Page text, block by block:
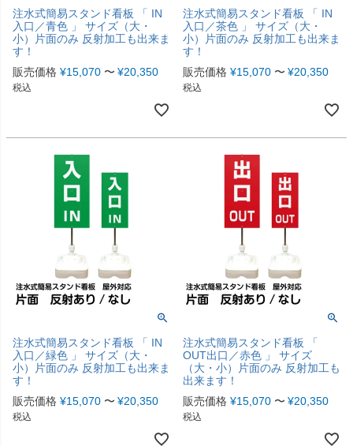
注水式簡易スタンド看板 「 IN
入口／青色 」 サイズ（大・
小）片面のみ 反射加工も出来ま
す！
販売価格 ¥15,070 〜 ¥20,350
税込
注水式簡易スタンド看板 「 IN
入口／茶色 」 サイズ（大・
小）片面のみ 反射加工も出来ま
す！
販売価格 ¥15,070 〜 ¥20,350
税込
注水式簡易スタンド看板 「 IN
入口／緑色 」 サイズ（大・
小）片面のみ 反射加工も出来ま
す！
販売価格 ¥15,070 〜 ¥20,350
税込
注水式簡易スタンド看板 「
OUT出口／赤色 」 サイズ
（大・小）片面のみ 反射加工も
出来ます！
販売価格 ¥15,070 〜 ¥20,350
税込